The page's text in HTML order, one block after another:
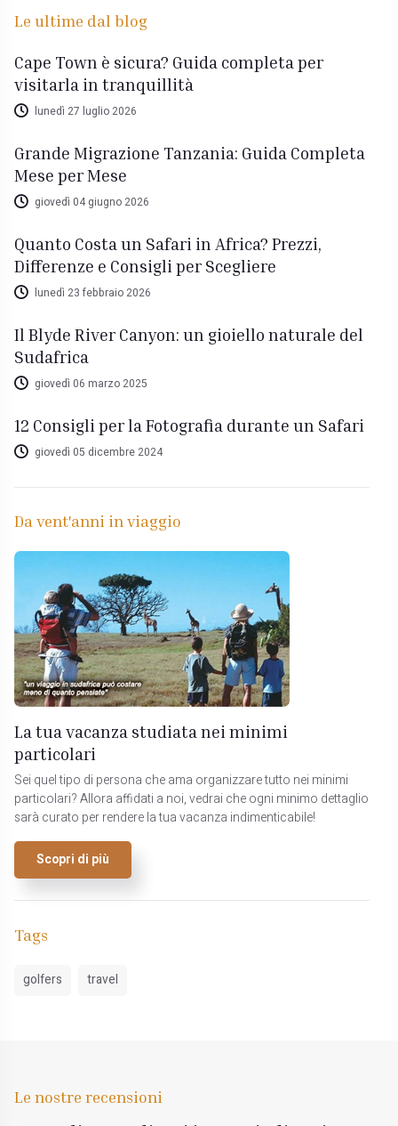
Le ultime dal blog
Cape Town è sicura? Guida completa per
visitarla in tranquillità
lunedì 27 luglio 2026
Grande Migrazione Tanzania: Guida Completa
Mese per Mese
giovedì 04 giugno 2026
Quanto Costa un Safari in Africa? Prezzi,
Differenze e Consigli per Scegliere
lunedì 23 febbraio 2026
Il Blyde River Canyon: un gioiello naturale del
Sudafrica
giovedì 06 marzo 2025
12 Consigli per la Fotografia durante un Safari
giovedì 05 dicembre 2024
Da vent'anni in viaggio
La tua vacanza studiata nei minimi
particolari
Sei quel tipo di persona che ama organizzare tutto nei minimi
particolari? Allora affidati a noi, vedrai che ogni minimo dettaglio
sarà curato per rendere la tua vacanza indimenticabile!
Scopri di più
Tags
golfers travel
Le nostre recensioni